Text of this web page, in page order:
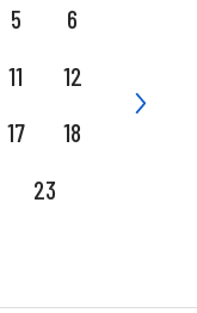
5
6
11
12
17
18
23